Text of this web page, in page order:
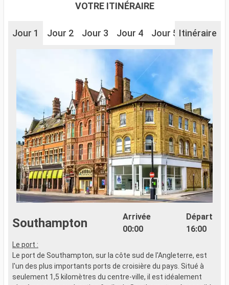
VOTRE ITINÉRAIRE
Jour 1 Jour 2 Jour 3 Jour 4 Jour 5 Jour 6
Itinéraire
Southampton
Arrivée
00:00
Départ
16:00
Le port :
Le port de Southampton, sur la côte sud de l'Angleterre, est
l'un des plus importants ports de croisière du pays. Situé à
seulement 1,5 kilomètres du centre-ville, il est idéalement